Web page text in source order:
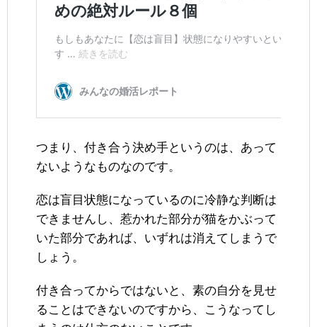
つまり、付き合う決め手というのは、あって
ないようなものなのです。
恋は盲目状態になっているのに冷静な判断は
できませんし、惹かれた部分が猫をかぶって
いた部分であれば、いずれは消えてしまうで
しょう。
付き合ってからではないと、素の自分を見せ
ることはできないのですから、こうなってし